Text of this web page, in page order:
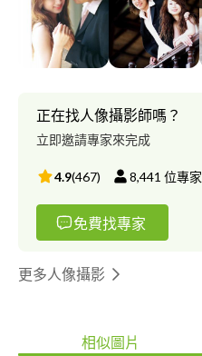
正在找人像攝影師嗎？
立即邀請專家來完成
4.9(467) 8,441 位專家
免費找專家
更多人像攝影
相似圖片